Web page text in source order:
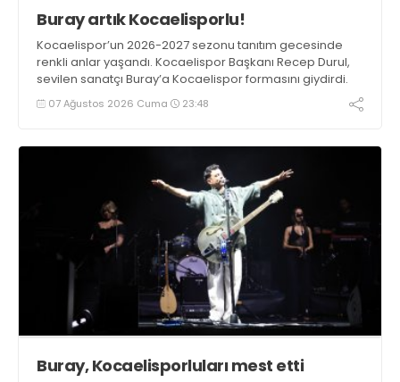
Buray artık Kocaelisporlu!
Kocaelispor’un 2026-2027 sezonu tanıtım gecesinde
renkli anlar yaşandı. Kocaelispor Başkanı Recep Durul,
sevilen sanatçı Buray’a Kocaelispor formasını giydirdi.
07 Ağustos 2026 Cuma 23:48
Buray, Kocaelisporluları mest etti